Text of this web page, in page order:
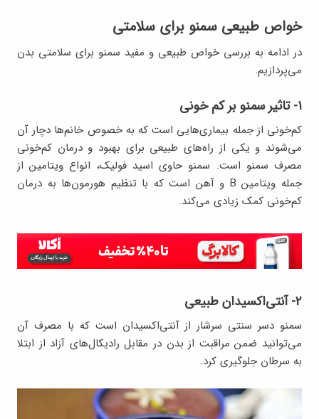
خواص طبیعی سمنو برای سلامتی
در ادامه به بررسی خواص طبیعی و مفید سمنو برای سلامتی بدن
می‌پردازیم.
۱- تاثیر سمنو بر کم خونی
کم‌خونی از جمله بیماری‌هایی است که به خصوص خانم‌ها دچار آن
می‌شوند و یکی از راه‌‌های طبیعی برای بهبود و درمان کم‌خونی
مصرف سمنو است. سمنو حاوی اسید فولیک، انواع ویتامین از
جمله ویتامین B و آهن است که با تنظیم هورمون‌ها به درمان
کم‌خونی کمک زیادی می‌کند.
۲- آنتی‌‌اکسیدان طبیعی
سمنو دسر سنتی سرشار از آنتی‌اکسیدان است که با مصرف آن
می‌توانید ضمن مراقبت از بدن در مقابل رادیکال‌های آزاد از ابتلا
به سرطان جلوگیری کرد.